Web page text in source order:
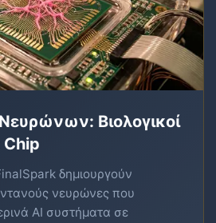
Βιολογικοί
Chip
δημιουργούν
νευρώνες που
AI συστήματα σε